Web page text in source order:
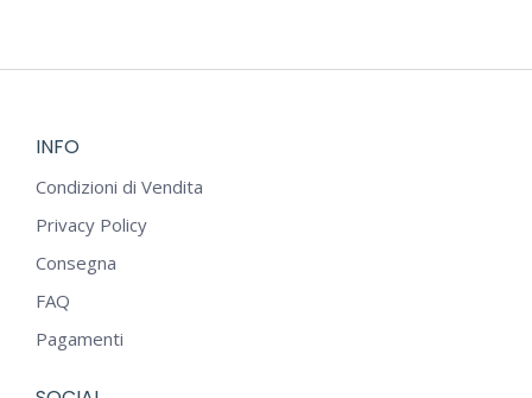
INFO
Condizioni di Vendita
Privacy Policy
Consegna
FAQ
Pagamenti